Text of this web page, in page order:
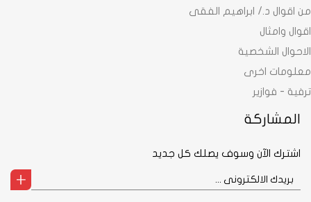
من اقوال د./ ابراهيم الفقى
اقوال وامثال
الاحوال الشخصية
معلومات اخرى
ترفية - فوازير
المشاركة
اشترك الآن وسوف يصلك كل جديد